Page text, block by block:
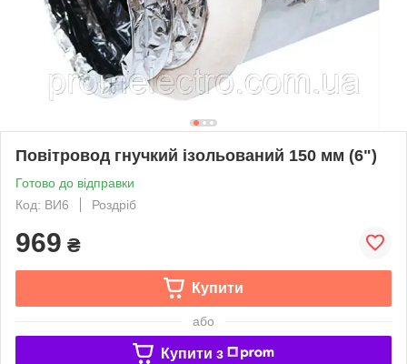
Повітровод гнучкий ізольований 150 мм (6")
Готово до відправки
Код: ВИ6
Роздріб
969 ₴
Купити
або
Купити з